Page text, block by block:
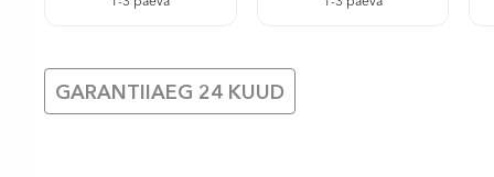
GARANTIIAEG 24 KUUD